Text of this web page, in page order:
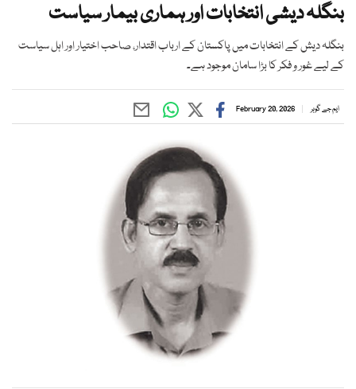
بنگلہ دیشی انتخابات اور ہماری بیمار سیاست
بنگلہ دیش کے انتخابات میں پاکستان کے ارباب اقتدار، صاحب اختیار اور اہل سیاست
کے لیے غور و فکر کا بڑا سامان موجود ہے۔
ایم جے گوہر February 20, 2026